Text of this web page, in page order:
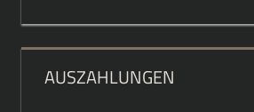
AUSZAHLUNGEN